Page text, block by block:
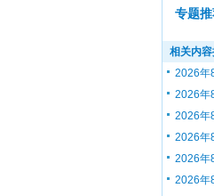
专题推
相关内
2026年
2026年
2026年
2026年
2026年
2026年